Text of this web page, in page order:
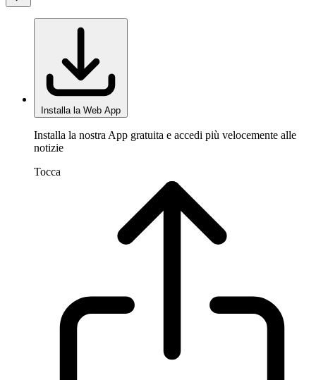
Installa la Web App
Installa la nostra App gratuita e accedi più velocemente alle
notizie
Tocca